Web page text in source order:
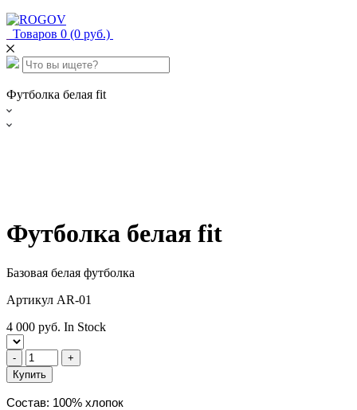
Товаров 0 (0 руб.)
Футболка белая fit
Футболка белая fit
Базовая белая футболка
Артикул AR-01
4 000 руб. In Stock
-
+
Купить
Состав: 100% хлопок